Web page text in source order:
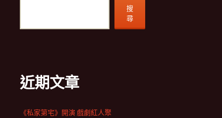
搜
尋
近期文章
《私家第宅》開演 戲劇紅人聚